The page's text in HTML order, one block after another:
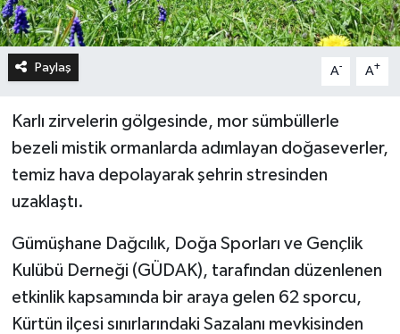
Paylaş A- A+
Karlı zirvelerin gölgesinde, mor sümbüllerle
bezeli mistik ormanlarda adımlayan doğaseverler,
temiz hava depolayarak şehrin stresinden
uzaklaştı.
Gümüşhane Dağcılık, Doğa Sporları ve Gençlik
Kulübü Derneği (GÜDAK), tarafından düzenlenen
etkinlik kapsamında bir araya gelen 62 sporcu,
Kürtün ilçesi sınırlarındaki Sazalanı mevkisinden